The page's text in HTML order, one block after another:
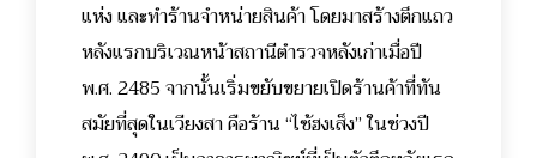
แห่ง และทำร้านจำหน่ายสินค้า โดยมาสร้างตึกแถว
หลังแรกบริเวณหน้าสถานีตำรวจหลังเก่าเมื่อปี
พ.ศ. 2485 จากนั้นเริ่มขยับขยายเปิดร้านค้าที่ทัน
สมัยที่สุดในเวียงสา คือร้าน “ไซ้ฮงเส็ง” ในช่วงปี